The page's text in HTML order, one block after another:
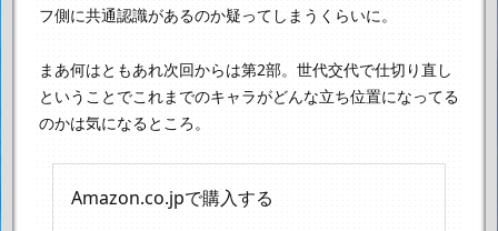
フ側に共通認識があるのか疑ってしまうくらいに。
まあ何はともあれ次回からは第2部。 世代交代で仕切り直し
ということでこれまでのキャラがどんな立ち位置になってる
のかは気になるところ。
Amazon.co.jpで購入する